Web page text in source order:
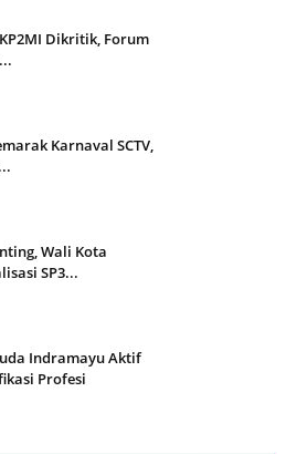
Dikritik, Forum
Karnaval SCTV,
Wali Kota
SP3...
Indramayu Aktif
Profesi